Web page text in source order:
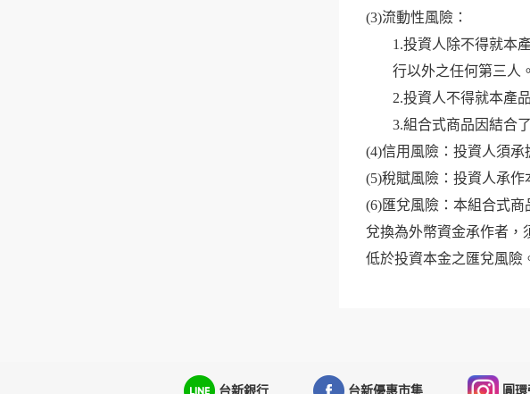
(3)流動性風險：
1.投資人除不得就本
行以外之任何第三人。
2.投資人不得就本產
3.組合式商品因結合
(4)信用風險：投資人須承
(5)稅賦風險：投資人承
(6)匯兌風險：本組合式
兌換為外幣資金承作者，
低於投資本金之匯兌風險
台新銀行 台新優惠市集 圓